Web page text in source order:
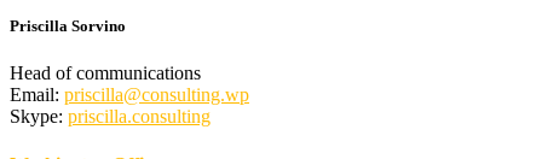
Priscilla Sorvino
Head of communications
Email: priscilla@consulting.wp
Skype: priscilla.consulting